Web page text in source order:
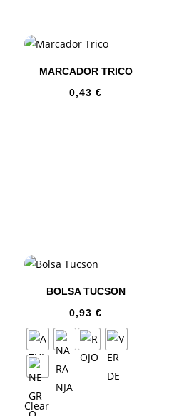
MARCADOR TRICO
0,43€
BOLSA TUCSON
0,93€
Clear